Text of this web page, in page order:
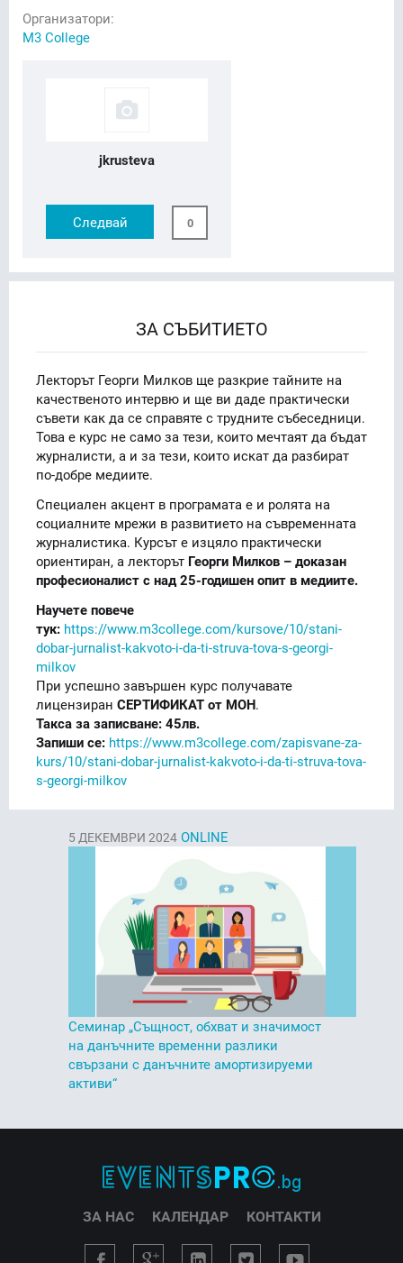
Организатори:
M3 College
jkrusteva
Следвай 0
ЗА СЪБИТИЕТО
Лекторът Георги Милков ще разкрие тайните на
качественото интервю и ще ви даде практически
съвети как да се справяте с трудните събеседници.
Това е курс не само за тези, които мечтаят да бъдат
журналисти, а и за тези, които искат да разбират
по-добре медиите.
Специален акцент в програмата е и ролята на
социалните мрежи в развитието на съвременната
журналистика. Курсът е изцяло практически
ориентиран, а лекторът Георги Милков – доказан
професионалист с над 25-годишен опит в медиите.
Научете повече
тук: https://www.m3college.com/kursove/10/stani-
dobar-jurnalist-kakvoto-i-da-ti-struva-tova-s-georgi-
milkov
При успешно завършен курс получавате
лицензиран СЕРТИФИКАТ от МОН.
Такса за записване: 45лв.
Запиши се: https://www.m3college.com/zapisvane-za-
kurs/10/stani-dobar-jurnalist-kakvoto-i-da-ti-struva-tova-
s-georgi-milkov
5 ДЕКЕМВРИ 2024 ONLINE
Семинар „Същност, обхват и значимост
на данъчните временни разлики
свързани с данъчните амортизируеми
активи“
ЗА НАС КАЛЕНДАР КОНТАКТИ